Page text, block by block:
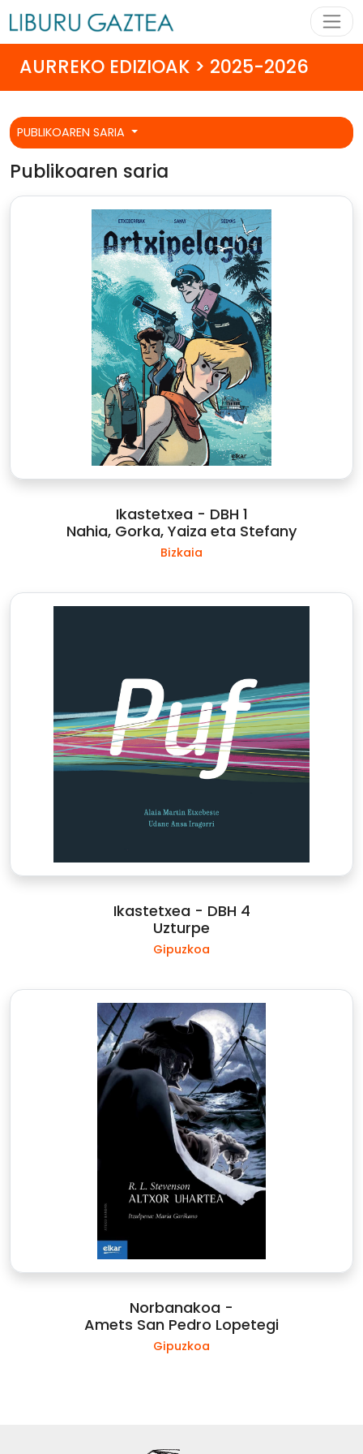
AURREKO EDIZIOAK > 2025-2026
PUBLIKOAREN SARIA
Publikoaren saria
Ikastetxea - DBH 1
Nahia, Gorka, Yaiza eta Stefany
Bizkaia
Ikastetxea - DBH 4
Uzturpe
Gipuzkoa
Norbanakoa -
Amets San Pedro Lopetegi
Gipuzkoa